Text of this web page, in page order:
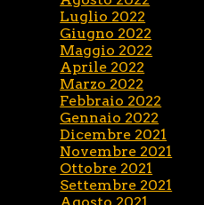
Luglio 2022
Giugno 2022
Maggio 2022
Aprile 2022
Marzo 2022
Febbraio 2022
Gennaio 2022
Dicembre 2021
Novembre 2021
Ottobre 2021
Settembre 2021